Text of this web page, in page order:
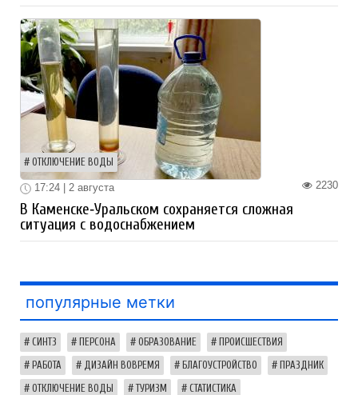
ОТКЛЮЧЕНИЕ ВОДЫ
2230
17:24 | 2 августа
В Каменске‑Уральском сохраняется сложная
ситуация с водоснабжением
популярные метки
СИНТЗ ПЕРСОНА ОБРАЗОВАНИЕ ПРОИСШЕСТВИЯ
РАБОТА ДИЗАЙН ВОВРЕМЯ БЛАГОУСТРОЙСТВО ПРАЗДНИК
ОТКЛЮЧЕНИЕ ВОДЫ ТУРИЗМ СТАТИСТИКА